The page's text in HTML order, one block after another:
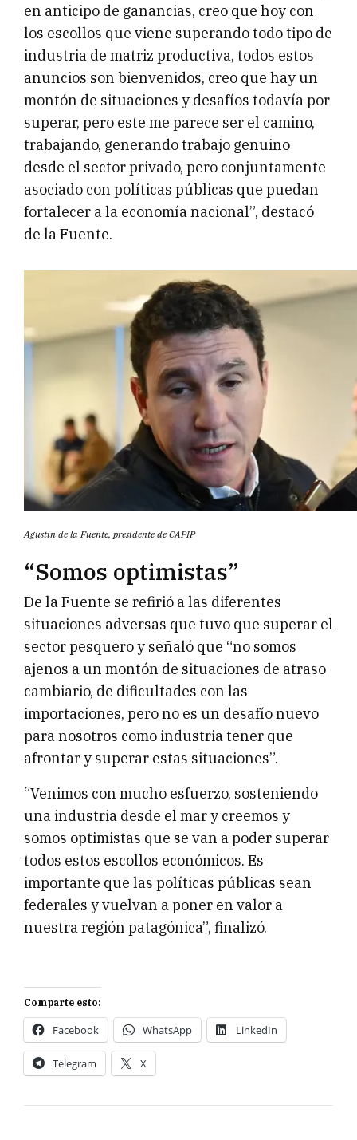
en anticipo de ganancias, creo que hoy con
los escollos que viene superando todo tipo de
industria de matriz productiva, todos estos
anuncios son bienvenidos, creo que hay un
montón de situaciones y desafíos todavía por
superar, pero este me parece ser el camino,
trabajando, generando trabajo genuino
desde el sector privado, pero conjuntamente
asociado con políticas públicas que puedan
fortalecer a la economía nacional”, destacó
de la Fuente.
Agustín de la Fuente, presidente de CAPIP
“Somos optimistas”
De la Fuente se refirió a las diferentes
situaciones adversas que tuvo que superar el
sector pesquero y señaló que “no somos
ajenos a un montón de situaciones de atraso
cambiario, de dificultades con las
importaciones, pero no es un desafío nuevo
para nosotros como industria tener que
afrontar y superar estas situaciones”.
“Venimos con mucho esfuerzo, sosteniendo
una industria desde el mar y creemos y
somos optimistas que se van a poder superar
todos estos escollos económicos. Es
importante que las políticas públicas sean
federales y vuelvan a poner en valor a
nuestra región patagónica”, finalizó.
Comparte esto:
Facebook WhatsApp LinkedIn
Telegram X